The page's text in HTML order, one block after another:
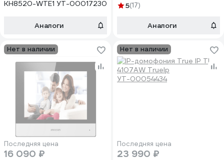
KH8520-WTE1 УТ-00017230
Аналоги
5(17)
Аналоги
Нет в наличии
Последняя цена
16 090 ₽
Нет в наличии
Последняя цена
23 990 ₽